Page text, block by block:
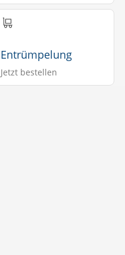
Entrümpelung
Jetzt bestellen